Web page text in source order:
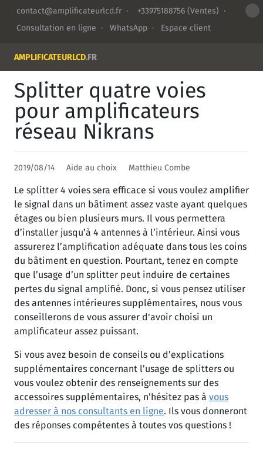
contact@amplificateurlcd.fr · +33975188756 (Ventes) ·
Consultation en ligne · WhatsApp · Espace client
AMPLIFICATEURLCD.FR
Splitter quatre voies
pour amplificateurs
réseau Nikrans
2019/08/14 Aide au choix Matthieu Combe
Le splitter 4 voies sera efficace si vous voulez amplifier
le signal dans un bâtiment assez vaste ayant quelques
étages ou bien plusieurs murs. Il vous permettera
d’installer jusqu’à 4 antennes à l’intérieur. Ainsi vous
assurerez l’amplification adéquate dans tous les coins
du bâtiment en question. Pourtant, tenez en compte
que l’usage d’un splitter peut induire de certaines
pertes du signal amplifié. Donc, si vous pensez utiliser
des antennes intérieures supplémentaires, nous vous
conseillerons de vous assurer d'avoir choisi un
amplificateur assez puissant.
Si vous avez besoin de conseils ou d’explications
supplémentaires concernant l’usage de splitters ou
vous voulez obtenir des renseignements sur des
accessoires supplémentaires, n’hésitez pas à vous
adresser à nos consultants en ligne. Ils vous donneront
des réponses compétentes à toutes vos questions !